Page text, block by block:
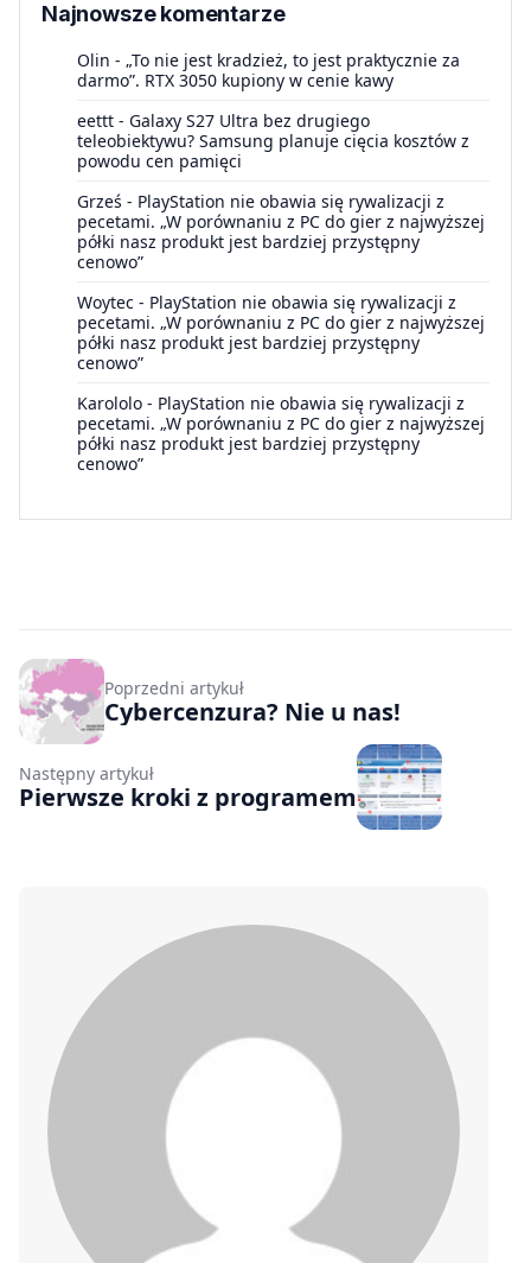
Najnowsze komentarze
Olin - „To nie jest kradzież, to jest praktycznie za
darmo”. RTX 3050 kupiony w cenie kawy
eettt - Galaxy S27 Ultra bez drugiego
teleobiektywu? Samsung planuje cięcia kosztów z
powodu cen pamięci
Grześ - PlayStation nie obawia się rywalizacji z
pecetami. „W porównaniu z PC do gier z najwyższej
półki nasz produkt jest bardziej przystępny
cenowo”
Woytec - PlayStation nie obawia się rywalizacji z
pecetami. „W porównaniu z PC do gier z najwyższej
półki nasz produkt jest bardziej przystępny
cenowo”
Karololo - PlayStation nie obawia się rywalizacji z
pecetami. „W porównaniu z PC do gier z najwyższej
półki nasz produkt jest bardziej przystępny
cenowo”
Poprzedni artykuł
Cybercenzura? Nie u nas!
Następny artykuł
Pierwsze kroki z programem